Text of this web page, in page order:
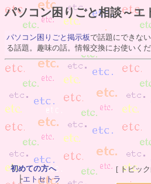
パソコン困りごと相談～エ
パソコン困りごと掲示板で話題にできな
る話題。趣味の話。情報交換にお使いくだ
[ トピッ
初めての方へ
├エトセトラ